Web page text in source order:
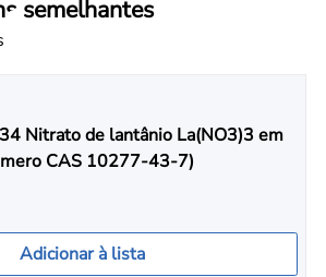
semelhantes
Nitrato de lantânio La(NO3)3 em
CAS 10277-43-7)
Adicionar à lista